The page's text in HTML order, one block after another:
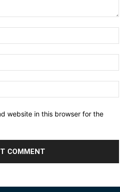
website in this browser for the